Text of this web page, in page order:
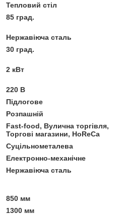
Тепловий стіл
85 град.
Нержавіюча сталь
30 град.
2 кВт
220 В
Підлогове
Розпашній
Fast-food, Вулична торгівля,
Торгові магазини, HoReCa
Суцільнометалева
Електронно-механічне
Нержавіюча сталь
850 мм
1300 мм